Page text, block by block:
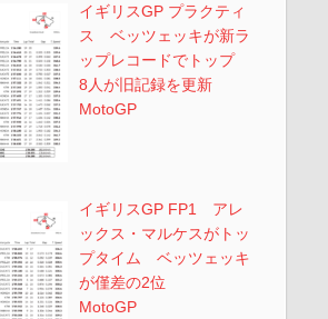
イギリスGP プラクティ
ス ベッツェッキが新ラ
ップレコードでトップ
8人が旧記録を更新
MotoGP
イギリスGP FP1 アレ
ックス・マルケスがトッ
プタイム ベッツェッキ
が僅差の2位
MotoGP